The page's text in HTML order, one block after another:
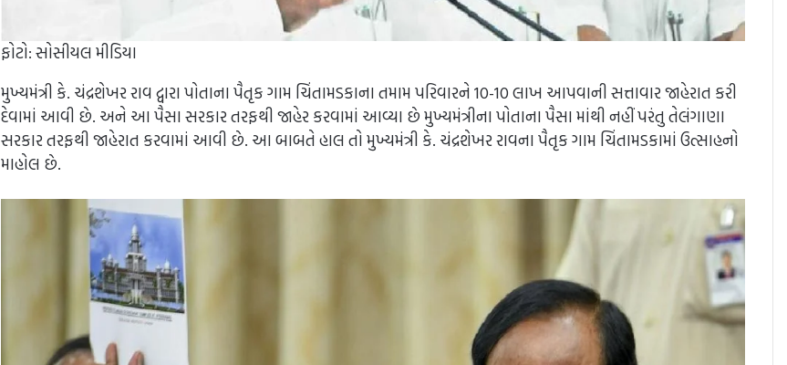
ફોટો: સોસીયલ મીડિયા
મુખ્યમંત્રી કે. ચંદ્રશેખર રાવ દ્વારા પોતાના પૈતૃક ગામ ચિંતામડકાના તમામ પરિવારને 10-10 લાખ આપવાની સત્તાવાર જાહેરાત કરી
દેવામાં આવી છે. અને આ પૈસા સરકાર તરફથી જાહેર કરવામાં આવ્યા છે મુખ્યમંત્રીના પોતાના પૈસા માંથી નહીં પરંતુ તેલંગાણા
સરકાર તરફથી જાહેરાત કરવામાં આવી છે. આ બાબતે હાલ તો મુખ્યમંત્રી કે. ચંદ્રશેખર રાવના પૈતૃક ગામ ચિંતામડકામાં ઉત્સાહનો
માહોલ છે.